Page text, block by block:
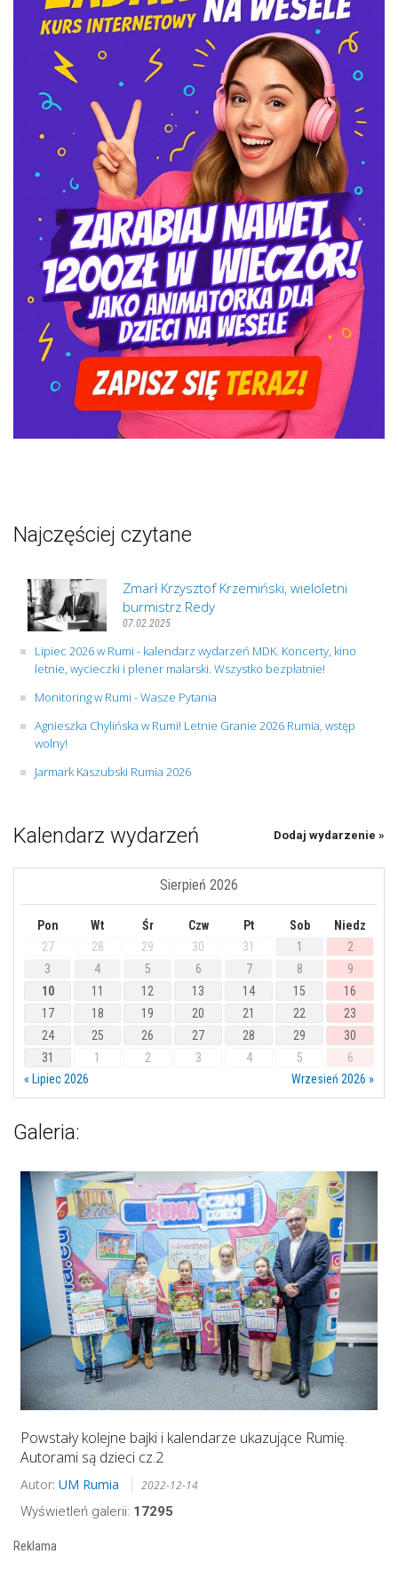
Najczęściej czytane
Zmarł Krzysztof Krzemiński, wieloletni
burmistrz Redy
07.02.2025
Lipiec 2026 w Rumi - kalendarz wydarzeń MDK. Koncerty, kino
letnie, wycieczki i plener malarski. Wszystko bezpłatnie!
Monitoring w Rumi - Wasze Pytania
Agnieszka Chylińska w Rumi! Letnie Granie 2026 Rumia, wstęp
wolny!
Jarmark Kaszubski Rumia 2026
Kalendarz wydarzeń Dodaj wydarzenie »
Sierpień 2026
Pon Wt Śr Czw Pt Sob
Niedz
27
28 29 30 31 1
2
3
4 5 6 7 8
9
10
11 12 13 14 15
16
17
18 19 20 21 22
23
24
25 26 27 28 29
30
31
1 2 3 4 5
6
« Lipiec 2026
Wrzesień 2026 »
Galeria:
Powstały kolejne bajki i kalendarze ukazujące Rumię.
Autorami są dzieci cz.2
Autor: UM Rumia 2022-12-14
Wyświetleń galerii: 17295
Reklama